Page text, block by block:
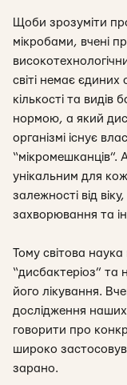
Щоби зрозуміти
мікробами, вчені
світі немає
кількості та видів
нормою, а який
організмі існує
“мікромешканців”.
унікальним для
залежності від
захворювання та
Тому світова
“дисбактеріоз” та
його лікування.
дослідження наших
говорити про
широко
зарано.